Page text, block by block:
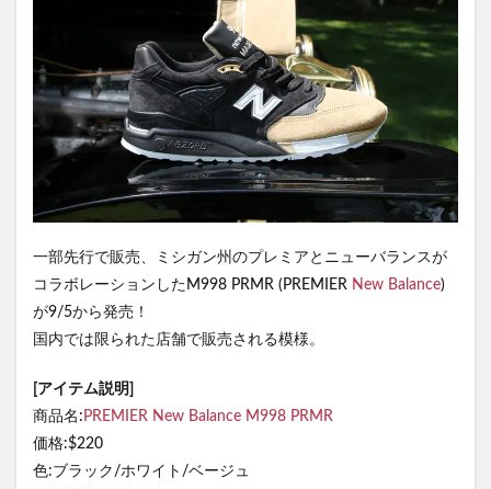
一部先行で販売、ミシガン州のプレミアとニューバランスが
コラボレーションしたM998 PRMR (PREMIER New Balance)
が9/5から発売！
国内では限られた店舗で販売される模様。
[アイテム説明]
商品名: PREMIER New Balance M998 PRMR
価格:$220
色:ブラック/ホワイト/ベージュ